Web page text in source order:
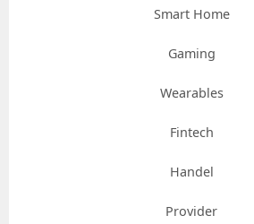
Smart Home
Gaming
Wearables
Fintech
Handel
Provider